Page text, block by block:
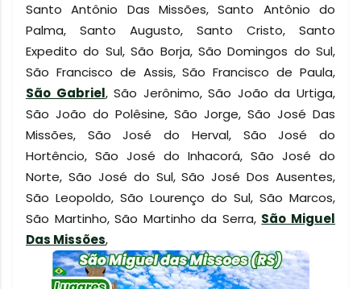
Santo Antônio Das Missões, Santo Antônio do
Palma, Santo Augusto, Santo Cristo, Santo
Expedito do Sul, São Borja, São Domingos do Sul,
São Francisco de Assis, São Francisco de Paula,
São Gabriel, São Jerônimo, São João da Urtiga,
São João do Polêsine, São Jorge, São José Das
Missões, São José do Herval, São José do
Hortêncio, São José do Inhacorá, São José do
Norte, São José do Sul, São José Dos Ausentes,
São Leopoldo, São Lourenço do Sul, São Marcos,
São Martinho, São Martinho da Serra, São Miguel
Das Missões,